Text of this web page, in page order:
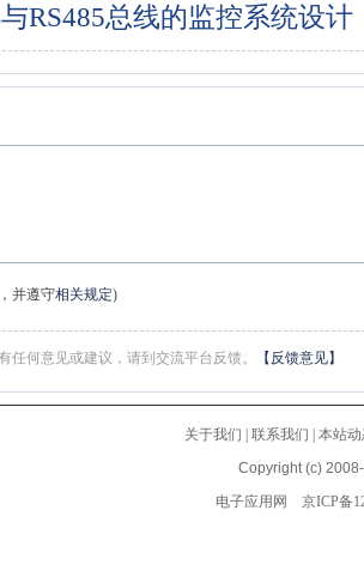
RS485总线的监控系统设计
并遵守相关规定)
任何意见或建议，请到交流平台反馈。 【反馈意见】
关于我们 联系我们
本站
Copyright (c)
电子应用网
京ICP备